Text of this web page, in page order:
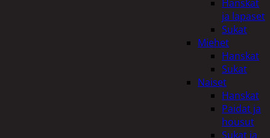
Hanskat
ja lapaset
Sukat
Miehet
Hanskat
Sukat
Naiset
Hanskat
Paidat ja
housut
Sukat ja